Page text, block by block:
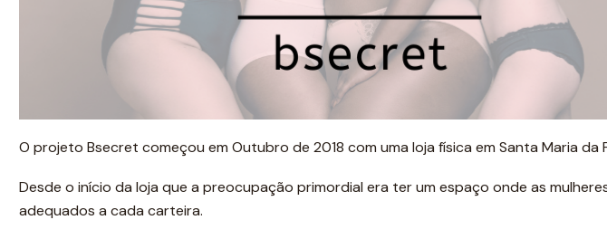
O projeto Bsecret começou em Outubro de 2018 com uma loja física em Santa Maria da
Desde o início da loja que a preocupação primordial era ter um espaço onde as
adequados a cada carteira.